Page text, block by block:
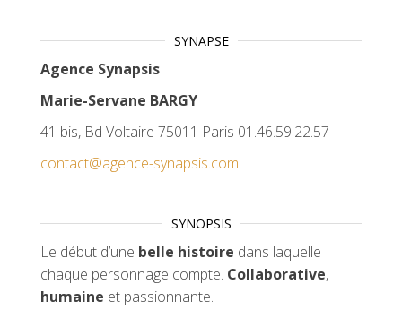
SYNAPSE
Agence Synapsis
Marie-Servane BARGY
41 bis, Bd Voltaire 75011 Paris 01.46.59.22.57
contact@agence-synapsis.com
SYNOPSIS
Le début d’une belle histoire dans laquelle
chaque personnage compte. Collaborative,
humaine et passionnante.